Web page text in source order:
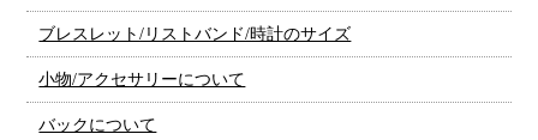
ブレスレット/リストバンド/時計のサイズ
小物/アクセサリーについて
バックについて